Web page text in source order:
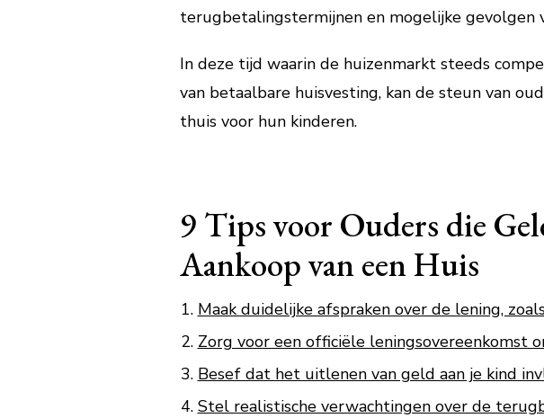
terugbetalingstermijnen en mogelijke gevolgen
In deze tijd waarin de huizenmarkt steeds
van betaalbare huisvesting, kan de steun van
thuis voor hun kinderen.
9 Tips voor Ouders die
Aankoop van een Huis
Maak duidelijke afspraken over de lening,
Zorg voor een officiële leningsovereenkomst
Besef dat het uitlenen van geld aan je kind
Stel realistische verwachtingen over de